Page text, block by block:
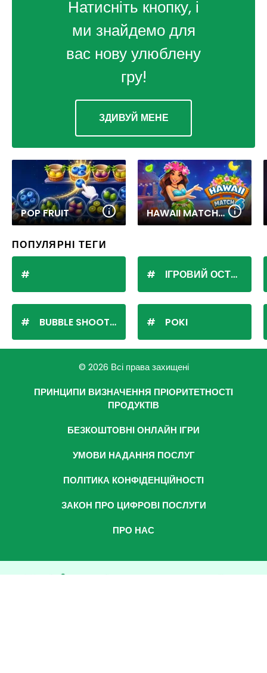
Натисніть кнопку, і
ми знайдемо для
вас нову улюблену
гру!
ЗДИВУЙ МЕНЕ
POP FRUIT HAWAII MATCH 6
ПОПУЛЯРНІ ТЕГИ
BUBBLE SHOOTER
ІГРОВИЙ ОСТРІВ
POKI
© 2026 Всі права захищені
ПРИНЦИПИ ВИЗНАЧЕННЯ ПРІОРИТЕТНОСТІ
ПРОДУКТІВ
БЕЗКОШТОВНІ ОНЛАЙН ІГРИ
УМОВИ НАДАННЯ ПОСЛУГ
ПОЛІТИКА КОНФІДЕНЦІЙНОСТІ
ЗАКОН ПРО ЦИФРОВІ ПОСЛУГИ
ПРО НАС